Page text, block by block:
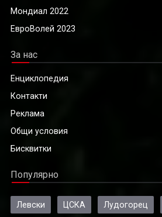
Мондиал 2022
ЕвроВолей 2023
За нас
Енциклопедия
Контакти
Реклама
Общи условия
Бисквитки
Популярно
Левски ЦСКА Лудогорец